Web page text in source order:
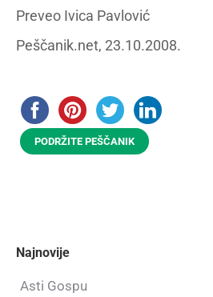
Preveo Ivica Pavlović
Peščanik.net, 23.10.2008.
PODRŽITE PEŠČANIK
Najnovije
Asti Gospu